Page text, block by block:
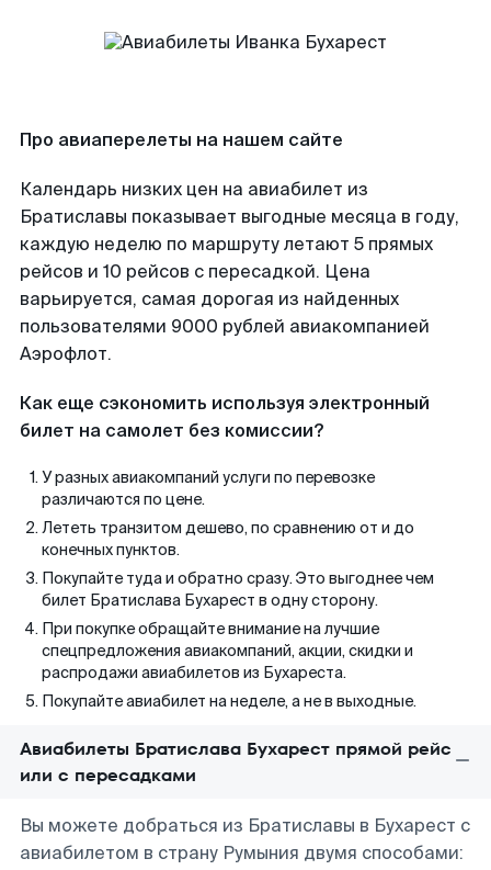
Про авиаперелеты на нашем сайте
Календарь низких цен на авиабилет из
Братиславы показывает выгодные месяца в году,
каждую неделю по маршруту летают 5 прямых
рейсов и 10 рейсов с пересадкой. Цена
варьируется, самая дорогая из найденных
пользователями 9000 рублей авиакомпанией
Аэрофлот.
Как еще сэкономить используя электронный
билет на самолет без комиссии?
У разных авиакомпаний услуги по перевозке
различаются по цене.
Лететь транзитом дешево, по сравнению от и до
конечных пунктов.
Покупайте туда и обратно сразу. Это выгоднее чем
билет Братислава Бухарест в одну сторону.
При покупке обращайте внимание на лучшие
спецпредложения авиакомпаний, акции, скидки и
распродажи авиабилетов из Бухареста.
Покупайте авиабилет на неделе, а не в выходные.
Авиабилеты Братислава Бухарест прямой рейс
или с пересадками
Вы можете добраться из Братиславы в Бухарест с
авиабилетом в страну Румыния двумя способами: